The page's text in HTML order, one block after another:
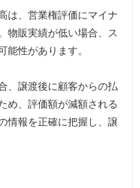
は、営業権評価にマイナ
物販実績が低い場合、ス
能性があります。
、譲渡後に顧客からの払
め、評価額が減額される
情報を正確に把握し、譲